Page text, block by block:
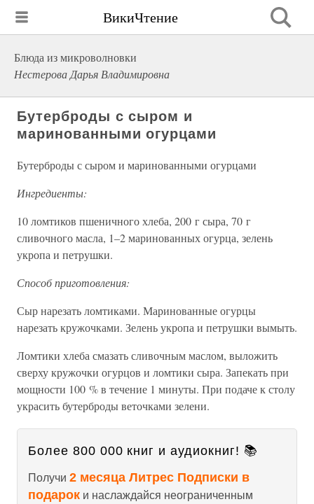
ВикиЧтение
Блюда из микроволновки
Нестерова Дарья Владимировна
Бутерброды с сыром и
маринованными огурцами
Бутерброды с сыром и маринованными огурцами
Ингредиенты:
10 ломтиков пшеничного хлеба, 200 г сыра, 70 г
сливочного масла, 1–2 маринованных огурца, зелень
укропа и петрушки.
Способ приготовления:
Сыр нарезать ломтиками. Маринованные огурцы
нарезать кружочками. Зелень укропа и петрушки вымыть.
Ломтики хлеба смазать сливочным маслом, выложить
сверху кружочки огурцов и ломтики сыра. Запекать при
мощности 100 % в течение 1 минуты. При подаче к столу
украсить бутерброды веточками зелени.
Более 800 000 книг и аудиокниг! 📚
Получи 2 месяца Литрес Подписки в
подарок и наслаждайся неограниченным